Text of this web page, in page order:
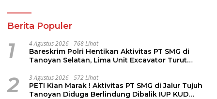
Berita Populer
1 4 Agustus 2026 768 Lihat
Bareskrim Polri Hentikan Aktivitas PT SMG di
Tanoyan Selatan, Lima Unit Excavator Turut
2 3 Agustus 2026 572 Lihat
PETI Kian Marak ! Aktivitas PT SMG di Jalur Tujuh
Tanoyan Diduga Berlindung Dibalik IUP KUD